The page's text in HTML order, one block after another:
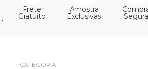
Frete
Gratuito
Amostra
Exclusivas Segura
´
CATEGORIA